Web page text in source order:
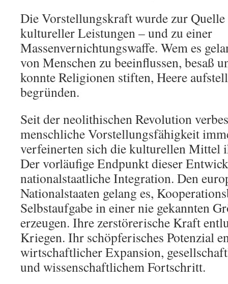
Die Vorstellungskraft wurde zur
kultureller Leistungen – und zu einer
Massenvernichtungswaffe. Wem es
von Menschen zu beeinflussen, besaß
konnte Religionen stiften, Heere
begründen.
Seit der neolithischen Revolution
menschliche Vorstellungsfähigkeit
verfeinerten sich die kulturellen Mittel
Der vorläufige Endpunkt dieser
nationalstaatliche Integration. Den
Nationalstaaten gelang es,
Selbstaufgabe in einer nie gekannten
erzeugen. Ihre zerstörerische Kraft
Kriegen. Ihr schöpferisches Potenzial
wirtschaftlicher Expansion,
und wissenschaftlichem Fortschritt.